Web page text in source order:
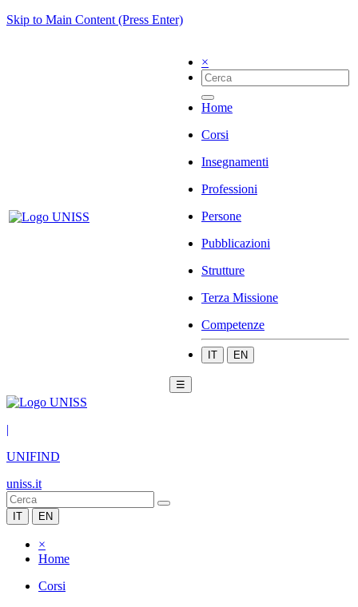
Skip to Main Content (Press Enter)
×
Home
Corsi
Insegnamenti
Professioni
Persone
Pubblicazioni
Strutture
Terza Missione
Competenze
IT EN
☰
|
UNIFIND
uniss.it
IT EN
×
Home
Corsi